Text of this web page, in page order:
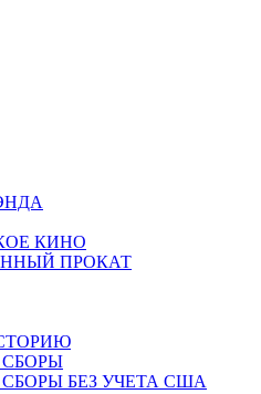
КИНО
ПРОКАТ
БЕЗ УЧЕТА США